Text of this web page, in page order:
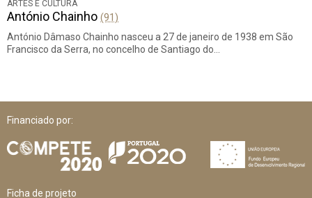
ARTES E CULTURA
António Chainho (91)
António Dâmaso Chainho nasceu a 27 de janeiro de 1938 em São
Francisco da Serra, no concelho de Santiago do…
Financiado por:
Ficha de projeto